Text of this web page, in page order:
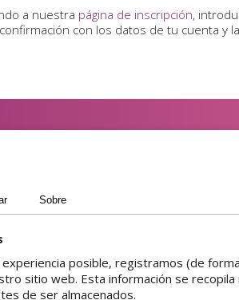
a nuestra página de inscripción,
con los datos de tu cuenta y
ecológicas
PEGATINA.ES
Informaciones sobre la
empresa
Sobre
posible, registramos (de
sitio web. Esta información se
de ser almacenados.